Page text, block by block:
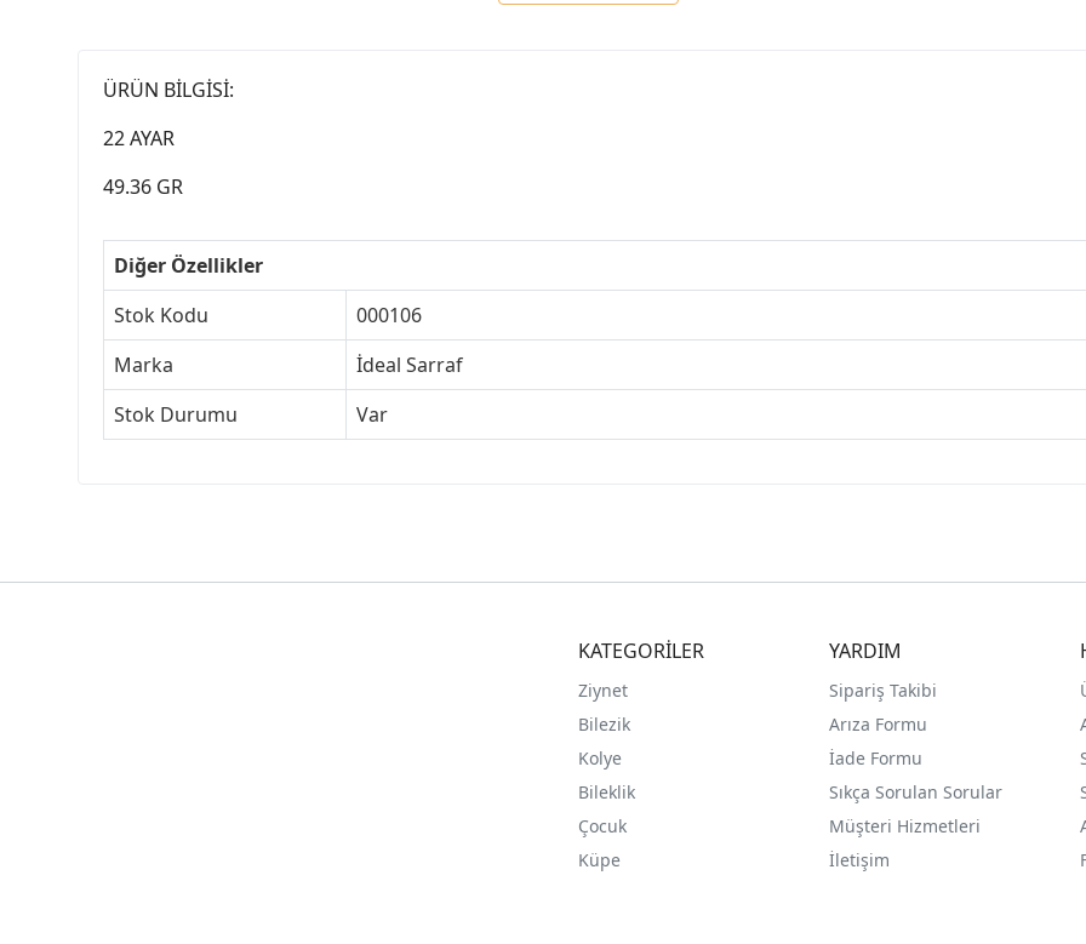
ÜRÜN BİLGİSİ:
22 AYAR
49.36 GR
Diğer Özellikler
Stok Kodu
000106
Marka
İdeal Sarraf
Stok Durumu
Var
KATEGORİLER
Ziynet
Bilezik
Kolye
Bileklik
Çocuk
Küpe
YARDIM
Sipariş Takibi
Arıza Formu
İade Formu
Sıkça Sorulan Sorular
Müşteri Hizmetleri
İletişim